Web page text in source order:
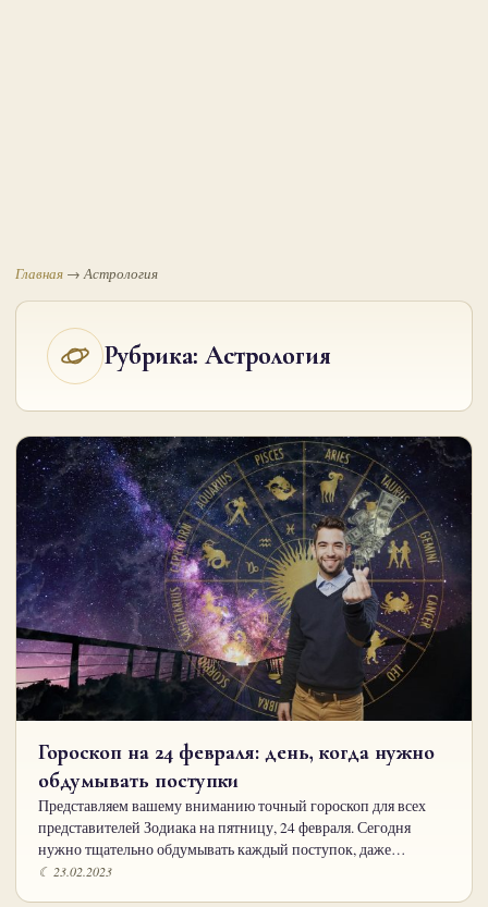
Главная → Астрология
Рубрика: Астрология
Гороскоп на 24 февраля: день, когда нужно
обдумывать поступки
Представляем вашему вниманию точный гороскоп для всех
представителей Зодиака на пятницу, 24 февраля. Сегодня
нужно тщательно обдумывать каждый поступок, даже…
☾ 23.02.2023